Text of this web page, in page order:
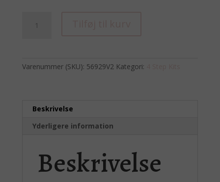
Trins
lilje
Varenummer (SKU): 56929V2 Kategori:
Beskrivelse
Yderligere information
Beskrivelse